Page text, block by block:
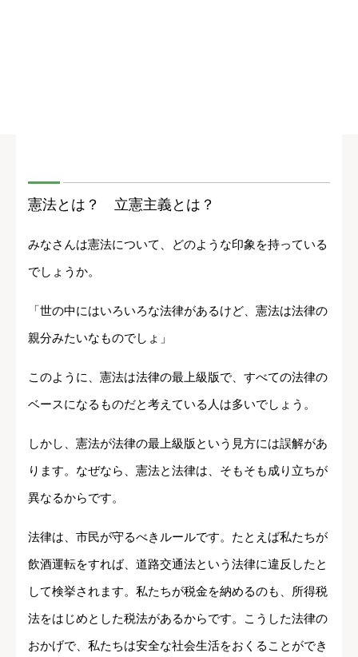
憲法とは？ 立憲主義とは？
みなさんは憲法について、どのような印象を持っている
でしょうか。
「世の中にはいろいろな法律があるけど、憲法は法律の
親分みたいなものでしょ」
このように、憲法は法律の最上級版で、すべての法律の
ベースになるものだと考えている人は多いでしょう。
しかし、憲法が法律の最上級版という見方には誤解があ
ります。なぜなら、憲法と法律は、そもそも成り立ちが
異なるからです。
法律は、市民が守るべきルールです。たとえば私たちが
飲酒運転をすれば、道路交通法という法律に違反したと
して検挙されます。私たちが税金を納めるのも、所得税
法をはじめとした税法があるからです。こうした法律の
おかげで、私たちは安全な社会生活をおくることができ